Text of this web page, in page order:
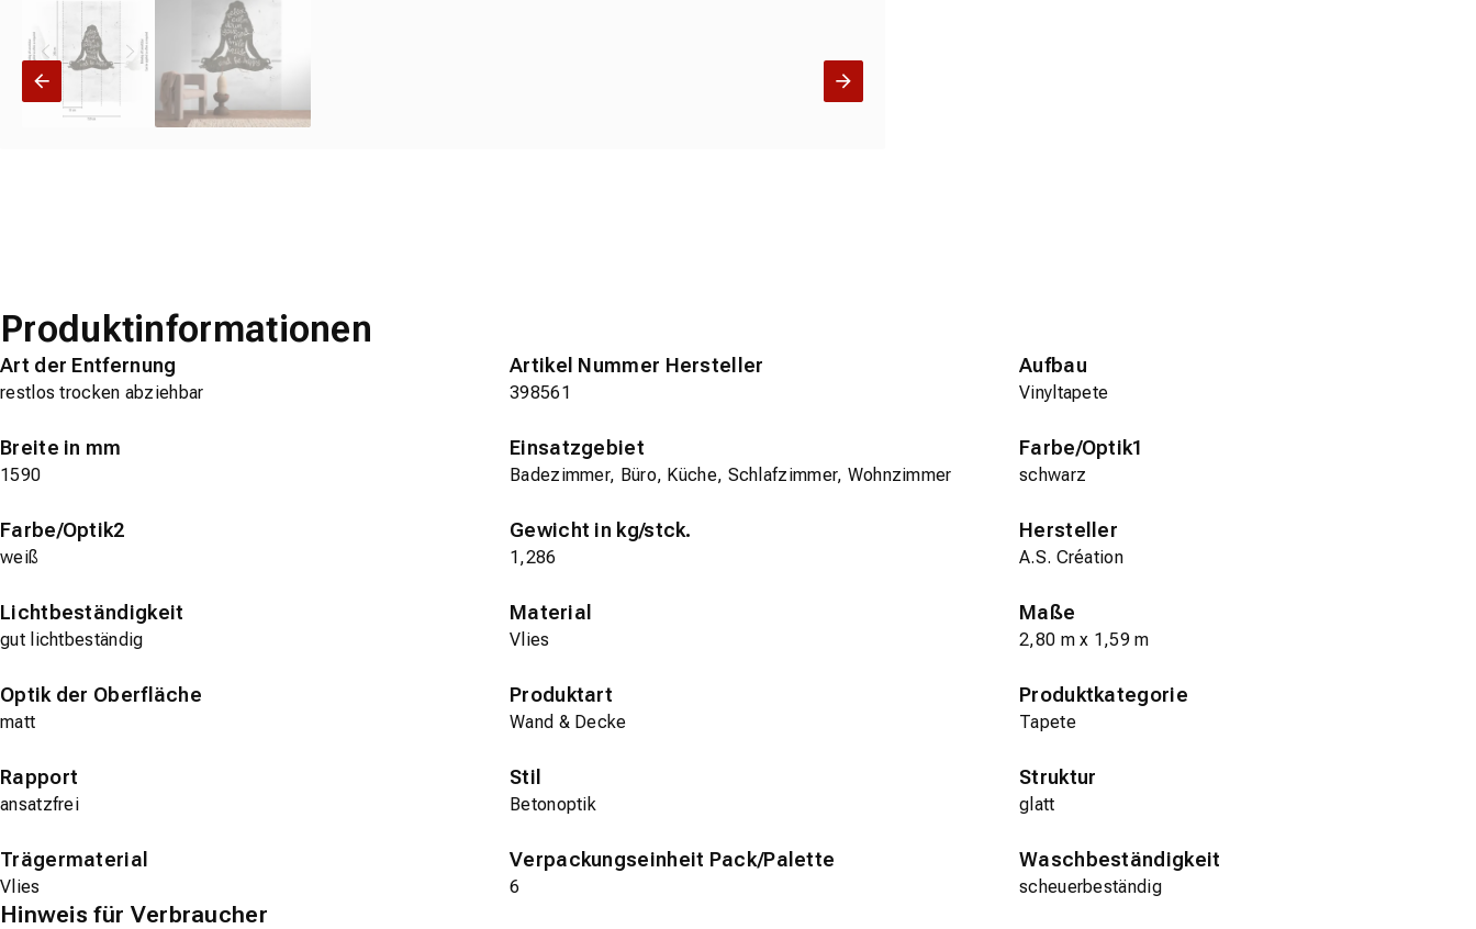
Produktinformationen
Art der Entfernung
restlos trocken abziehbar
Artikel Nummer Hersteller
398561
Aufbau
Vinyltapete
Breite in mm
1590
Einsatzgebiet
Badezimmer, Büro, Küche, Schlafzimmer, Wohnzimmer
Farbe/Optik1
schwarz
Farbe/Optik2
weiß
Gewicht in kg/stck.
1,286
Hersteller
A.S. Création
Lichtbeständigkeit
gut lichtbeständig
Material
Vlies
Maße
2,80 m x 1,59 m
Optik der Oberfläche
matt
Produktart
Wand & Decke
Produktkategorie
Tapete
Rapport
ansatzfrei
Stil
Betonoptik
Struktur
glatt
Trägermaterial
Vlies
Verpackungseinheit Pack/Palette
6
Waschbeständigkeit
scheuerbeständig
Hinweis für Verbraucher